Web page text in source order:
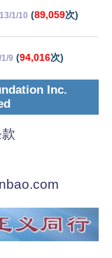
1/10 (89,059次)
9 (94,016次)
Inc.